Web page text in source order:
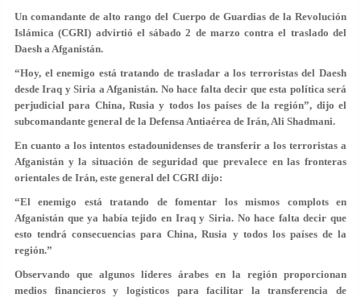
Un comandante de alto rango del Cuerpo de Guardias de la Revolución
Islámica (CGRI) advirtió el sábado 2 de marzo contra el traslado del
Daesh a Afganistán.
“Hoy, el enemigo está tratando de trasladar a los terroristas del Daesh
desde Iraq y Siria a Afganistán. No hace falta decir que esta política será
perjudicial para China, Rusia y todos los países de la región”, dijo el
subcomandante general de la Defensa Antiaérea de Irán, Ali Shadmani.
En cuanto a los intentos estadounidenses de transferir a los terroristas a
Afganistán y la situación de seguridad que prevalece en las fronteras
orientales de Irán, este general del CGRI dijo:
“El enemigo está tratando de fomentar los mismos complots en
Afganistán que ya había tejido en Iraq y Siria. No hace falta decir que
esto tendrá consecuencias para China, Rusia y todos los países de la
región.”
Observando que algunos líderes árabes en la región proporcionan
medios financieros y logísticos para facilitar la transferencia de